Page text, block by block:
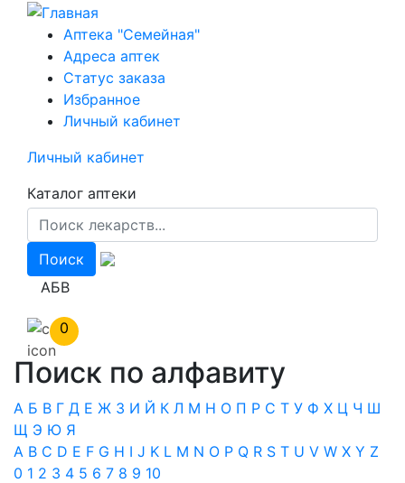
Перейти
основному
содержанию
Аптека "Семейная"
Адреса аптек
Статус заказа
Избранное
Личный кабинет
Личный кабинет
Каталог аптеки
АБВ
0
Поиск по алфавиту
А Б В Г Д Е Ж З И Й К Л М Н О П Р С Т У Ф Х Ц Ч Ш
Щ Э Ю Я
A B C D E F G H I J K L M N O P Q R S T U V W X Y Z
0 1 2 3 4 5 6 7 8 9 10